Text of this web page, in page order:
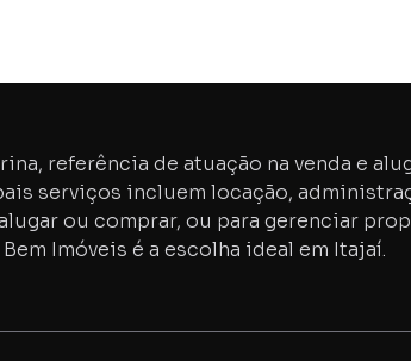
referência de atuação na venda e
serviços incluem locação,
ou comprar, ou para gerenciar
Imóveis é a escolha ideal em Itajaí.